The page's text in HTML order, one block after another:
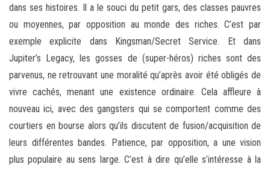
dans ses histoires. Il a le souci du petit gars, des classes pauvres
ou moyennes, par opposition au monde des riches. C’est par
exemple explicite dans Kingsman/Secret Service. Et dans
Jupiter’s Legacy, les gosses de (super-héros) riches sont des
parvenus, ne retrouvant une moralité qu’après avoir été obligés de
vivre cachés, menant une existence ordinaire. Cela affleure à
nouveau ici, avec des gangsters qui se comportent comme des
courtiers en bourse alors qu’ils discutent de fusion/acquisition de
leurs différentes bandes. Patience, par opposition, a une vision
plus populaire au sens large. C’est à dire qu’elle s’intéresse à la